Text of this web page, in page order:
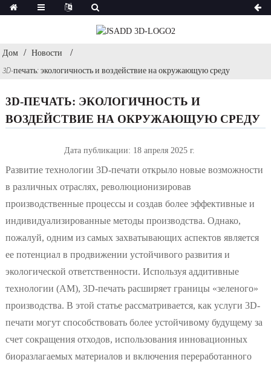
Дом
Новости
3D-печать: экологичность и воздействие на окружающую среду
3D-ПЕЧАТЬ: ЭКОЛОГИЧНОСТЬ И
ВОЗДЕЙСТВИЕ НА ОКРУЖАЮЩУЮ СРЕДУ
Дата публикации: 18 апреля 2025 г.
Развитие технологии 3D-печати открыло новые возможности
в различных отраслях, революционизировав
производственные процессы и создав более эффективные и
индивидуализированные методы производства. Однако,
пожалуй, одним из самых захватывающих аспектов является
ее потенциал в продвижении устойчивого развития и
экологической ответственности. Используя аддитивные
технологии (АМ), 3D-печать расширяет границы «зеленого»
производства. В этой статье рассматривается, как услуги 3D-
печати могут способствовать более устойчивому будущему за
счет сокращения отходов, использования инновационных
биоразлагаемых материалов и включения переработанного